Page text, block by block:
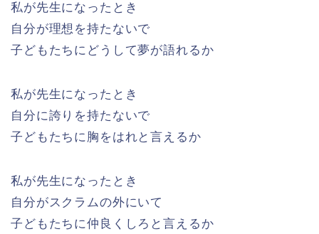
私が先生になったとき
自分が理想を持たないで
子どもたちにどうして夢が語れるか
私が先生になったとき
自分に誇りを持たないで
子どもたちに胸をはれと言えるか
私が先生になったとき
自分がスクラムの外にいて
子どもたちに仲良くしろと言えるか